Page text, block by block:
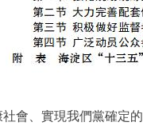
、實現我們黨確定的